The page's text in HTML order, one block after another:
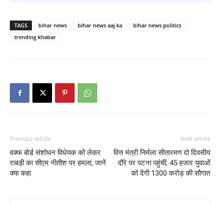
TAGS bihar news bihar news aaj ka
bihar news politics
trending khabar
Previous article
वक्फ बोर्ड संशोधन विधेयक को लेकर
राबड़ी का सीएम नीतीश पर हमला, जानें
क्या कहा
Next article
वित्त मंत्री निर्मला सीतारमण दो दिवसीय
दौरे पर पटना पहुंचीं, 45 हजार युवाओं
को देंगी 1300 करोड़ की सौगात